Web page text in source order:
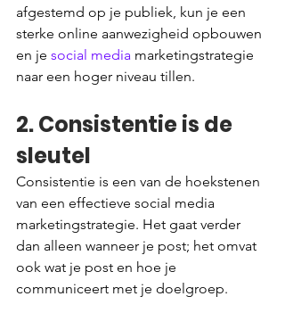
afgestemd op je publiek, kun je een
sterke online aanwezigheid opbouwen
en je social media marketingstrategie
naar een hoger niveau tillen.
2. Consistentie is de
sleutel
Consistentie is een van de hoekstenen
van een effectieve social media
marketingstrategie. Het gaat verder
dan alleen wanneer je post; het omvat
ook wat je post en hoe je
communiceert met je doelgroep.